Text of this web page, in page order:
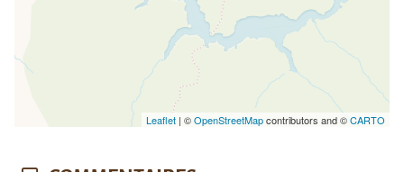
Leaflet| ©OpenStreetMapcontributors and ©CARTO